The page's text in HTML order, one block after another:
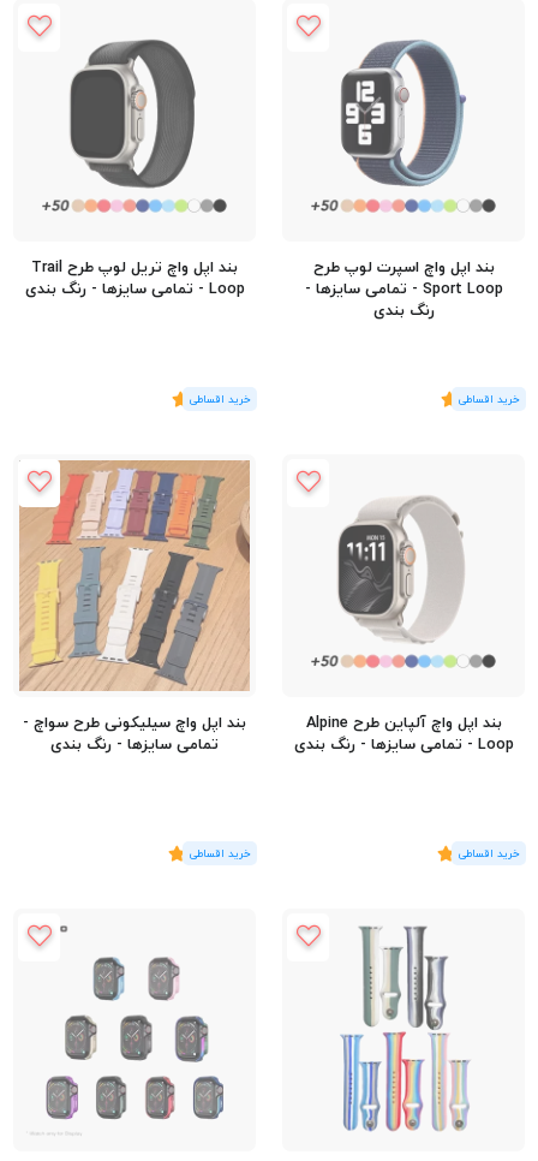
بند اپل واچ اسپرت لوپ طرح
Sport Loop - تمامی سایزها -
رنگ بندی
(1رای)
5
بند اپل واچ تریل لوپ طرح Trail
Loop - تمامی سایزها - رنگ بندی
(1رای)
5
بند اپل واچ آلپاین طرح Alpine
Loop - تمامی سایزها - رنگ بندی
(2 رای)
5
بند اپل واچ سیلیکونی طرح سواچ -
تمامی سایزها - رنگ بندی
(2 رای)
5